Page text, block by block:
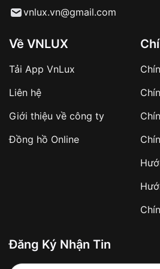
Từ khóa SEO:
sản phẩm đặc biệt
hàng
Số tiền còn lại thanh toán
✔️ Đảm bảo xử lý đơn
✔️ Hạn chế tình trạng
Từ khóa SEO:
vnlux.vn@gmail.com
Về VNLUX
Tải App VnLux
Liên hệ
Giới thiệu về công ty
Đồng hồ Online
Đăng Ký Nhận Tin